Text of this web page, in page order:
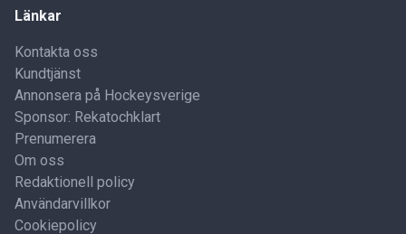
Länkar
Kontakta oss
Kundtjänst
Annonsera på Hockeysverige
Sponsor: Rekatochklart
Prenumerera
Om oss
Redaktionell policy
Användarvillkor
Cookiepolicy